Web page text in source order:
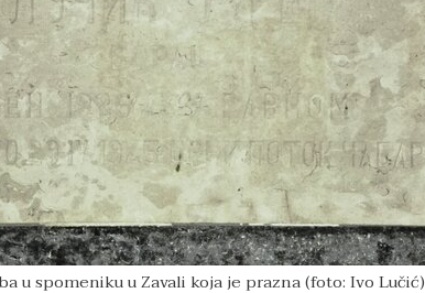
u spomeniku u Zavali koja je prazna (foto: Ivo Lučić)